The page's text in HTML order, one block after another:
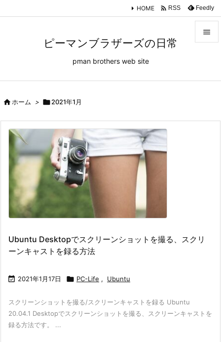
ピーマンブラザーズの日常
pman brothers web site


HOME  RSS Feedly
ホーム > 2021年1月
Ubuntu Desktopでスクリーンショットを撮る、スクリ
ーンキャストを録る方法
 2021年1月17日  PC-Life , Ubuntu
スクリーンショットを撮る/スクリーンキャストを録る Ubuntu
20.04.1 Desktopでスクリーンショットを撮る、スクリーンキャストを
録る方法です。 ...